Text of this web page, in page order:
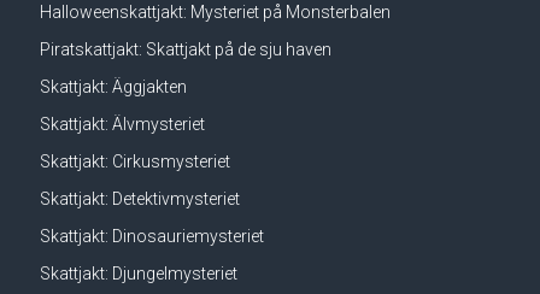
Halloweenskattjakt: Mysteriet på Monsterbalen
Piratskattjakt: Skattjakt på de sju haven
Skattjakt: Äggjakten
Skattjakt: Älvmysteriet
Skattjakt: Cirkusmysteriet
Skattjakt: Detektivmysteriet
Skattjakt: Dinosauriemysteriet
Skattjakt: Djungelmysteriet